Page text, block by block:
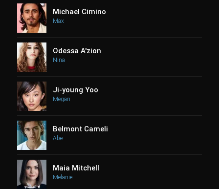
Michael Cimino
Max
Odessa A'zion
Nina
Ji-young Yoo
Megan
Belmont Cameli
Abe
Maia Mitchell
Melanie